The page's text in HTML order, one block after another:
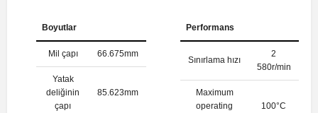
Boyutlar
Mil çapı 66.675mm
Yatak
deliğinin
çapı
85.623mm
Performans
Sınırlama hızı
2
580r/min
Maximum
operating
100°C